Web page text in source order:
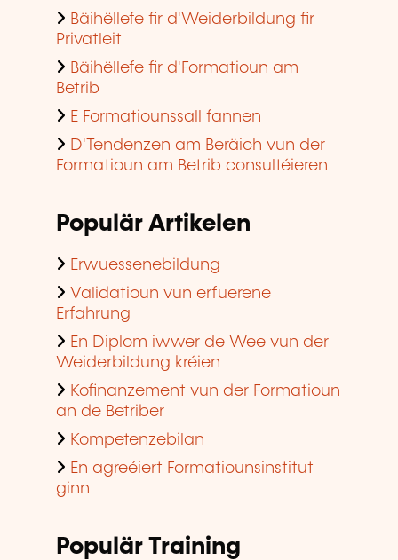
Bäihëllefe fir d'Weiderbildung fir
Privatleit
Bäihëllefe fir d'Formatioun am
Betrib
E Formatiounssall fannen
D'Tendenzen am Beräich vun der
Formatioun am Betrib consultéieren
Populär Artikelen
Erwuessenebildung
Validatioun vun erfuerene
Erfahrung
En Diplom iwwer de Wee vun der
Weiderbildung kréien
Kofinanzement vun der Formatioun
an de Betriber
Kompetenzebilan
En agreéiert Formatiounsinstitut
ginn
Populär Training